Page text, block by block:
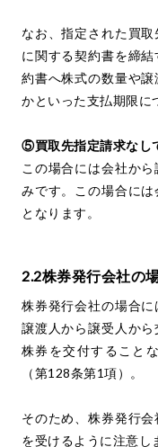
なお、指定された買
に関する契約書を締
約書へ株式の数量や
かといった支払期限に
⑤買取先指定請求なし
この場合には会社か
みです。この場合に
となります。
2.2株券発行会社の
株券発行会社の場合
譲渡人から譲受人か
株券を交付すること
（第128条第1項）。
そのため、株券発行
を受けるように注意し